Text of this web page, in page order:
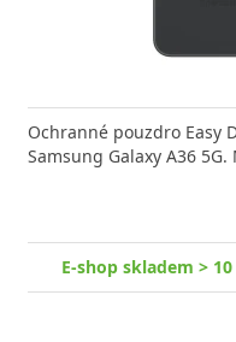
Ochranné pouzdro Easy
Samsung Galaxy A36
E-shop skladem >